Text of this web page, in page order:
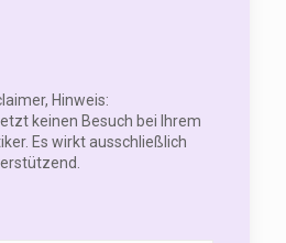
Hinweis:
keinen Besuch bei Ihrem
Es wirkt ausschließlich